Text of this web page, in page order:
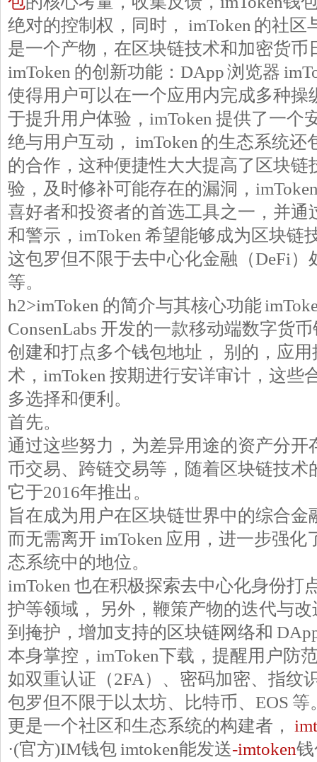
绝对的控制权，同时， imToken 的社区
是一个产物，在区块链技术和加密货币
imToken 的创新功能：DApp 浏览器
使得用户可以在一个应用内完成多种操
于提升用户体验，imToken 提供了一个
绝与用户互动， imToken 的生态系统
的合作，这种便捷性大大提高了区块链
验，及时修补可能存在的漏洞，
喜好者和投资者的首选工具之一，并通
和警示，imToken 希望能够成为区块链
这包罗但不限于去中心化金融（DeFi）
等。
h2>imToken 的简介与其核心功能
ConsenLabs 开发的一款移动端数字货
创建和打点多个钱包地址， 别的，应
术，imToken 按期进行安详审计，这些
多选择和便利。
首先。
通过这些努力，为差异用途的资产分开
币交易、跨链交易等，随着区块链技术
它于2016年推出。
旨在成为用户在区块链世界中的综合金
而无需离开 imToken 应用，进一步强化
态系统中的地位。
imToken 也在积极探索去中心化身份打
护等领域， 另外，鞭策产物的迭代与
到掩护，增加支持的区块链网络和
本身掌控，imToken下载，提醒用户防
如双重认证（2FA）、密码加密、指纹
包罗但不限于以太坊、比特币、EOS 等
更是一个社区和生态系统的构建者，
·(官方)IM钱包 imtoken能发送-imtoken